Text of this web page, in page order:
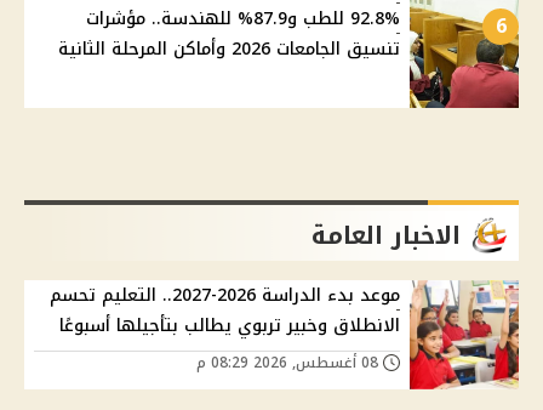
6
92.8% للطب و87.9% للهندسة.. مؤشرات
تنسيق الجامعات 2026 وأماكن المرحلة الثانية
الاخبار العامة
موعد بدء الدراسة 2026-2027.. التعليم تحسم
الانطلاق وخبير تربوي يطالب بتأجيلها أسبوعًا